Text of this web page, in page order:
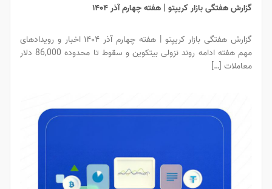
گزارش هفتگی بازار کریپتو | هفته چهارم آذر ۱۴۰۴
گزارش هفتگی بازار کریپتو | هفته چهارم آذر ۱۴۰۴ اخبار و رویدادهای
مهم هفته ادامه روند نزولی بیتکوین و سقوط تا محدوده 86,000 دلار
معاملات […]